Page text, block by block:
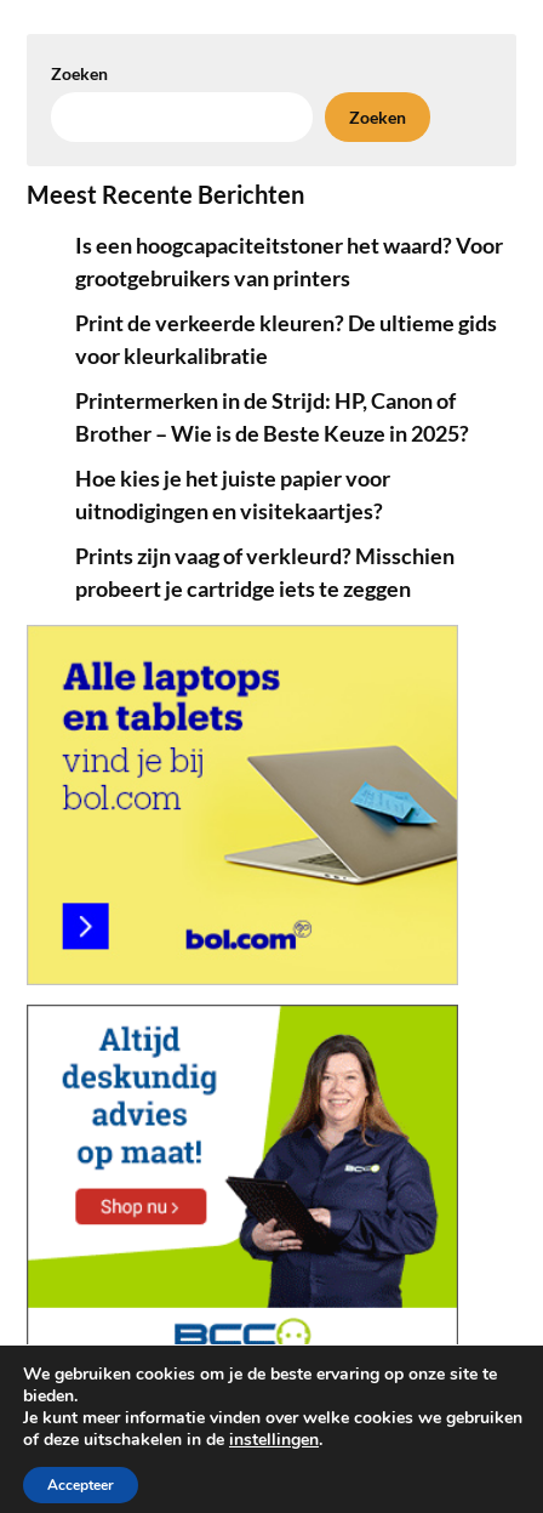
Zoeken
Zoeken
Meest Recente Berichten
Is een hoogcapaciteitstoner het waard? Voor
grootgebruikers van printers
Print de verkeerde kleuren? De ultieme gids
voor kleurkalibratie
Printermerken in de Strijd: HP, Canon of
Brother – Wie is de Beste Keuze in 2025?
Hoe kies je het juiste papier voor
uitnodigingen en visitekaartjes?
Prints zijn vaag of verkleurd? Misschien
probeert je cartridge iets te zeggen
©2026 Printer Kopen
We gebruiken cookies om je de beste ervaring op onze site te
bieden.
Je kunt meer informatie vinden over welke cookies we gebruiken
of deze uitschakelen in de instellingen.
Accepteer